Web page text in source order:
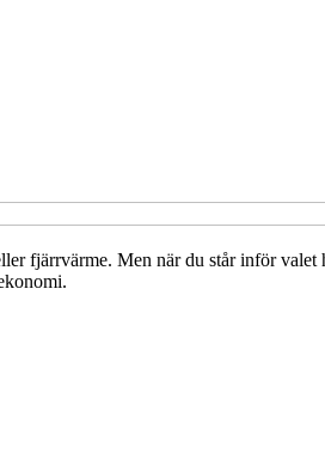
fjärrvärme. Men när du står inför valet